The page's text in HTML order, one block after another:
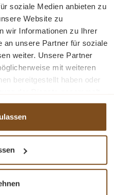
soziale Medien anbieten zu
Website zu
wir Informationen zu Ihrer
an unsere Partner für soziale
weiter. Unsere Partner
mit weiteren
bereitgestellt haben oder
61 x 64 cm
die ideale Kombination aus
Outdoor-
durchdachter
für jeden